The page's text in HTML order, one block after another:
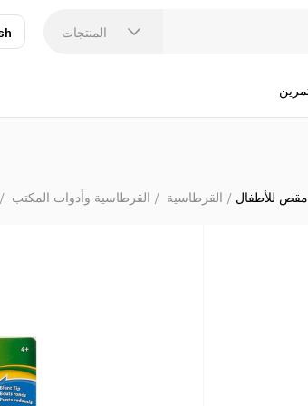
المنتجات
القرطاسية وأدوات المكتب القرطاسية مقص للأطفال